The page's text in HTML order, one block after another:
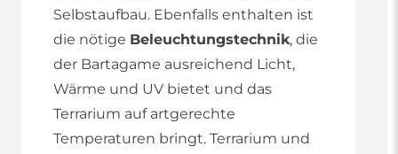
Selbstaufbau. Ebenfalls enthalten ist
die nötige Beleuchtungstechnik, die
der Bartagame ausreichend Licht,
Wärme und UV bietet und das
Terrarium auf artgerechte
Temperaturen bringt. Terrarium und